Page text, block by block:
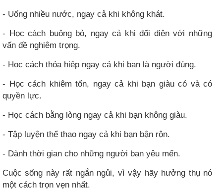
- Uống nhiều nước, ngay cả khi không khát.
- Học cách buông bỏ, ngay cả khi đối diện với những
vấn đề nghiêm trọng.
- Học cách thỏa hiệp ngay cả khi bạn là người đúng.
- Học cách khiêm tốn, ngay cả khi bạn giàu có và có
quyền lực.
- Học cách bằng lòng ngay cả khi bạn không giàu.
- Tập luyện thể thao ngay cả khi bạn bận rộn.
- Dành thời gian cho những người bạn yêu mến.
Cuộc sống này rất ngắn ngủi, vì vậy hãy hưởng thụ nó
một cách trọn vẹn nhất.